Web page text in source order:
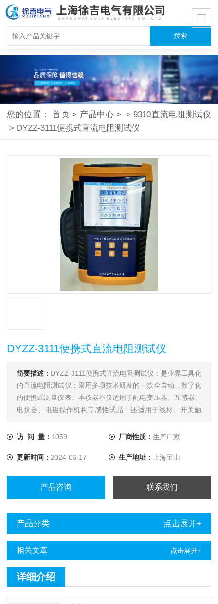
您的位置： 首页 > 产品中心 > > 9310直流电阻测试仪
> DYZZ-3111便携式直流电阻测试仪
DYZZ-3111便携式直流电阻测试仪
简要描述： DYZZ-3111便携式直流电阻测试仪：是业界工具化
的直流电阻测试仪；采用多项技术研发的一款全自动、数字化
的便携式测量仪表。本仪器不仅适用于配电变压器、互感器、
电抗器、电磁操作机构等感性试品，还适用于线材、开关触
压器，由于低压线圈采用铜箔绕制，电阻值极低，对此本仪器
访 问 量： 1059 厂商性质： 生产厂家
更新时间： 2024-06-17 生产地址： 上海宝山
产品咨询 联系我们
产品分类 点击展开+
相关文章 点击展开+
详细介绍